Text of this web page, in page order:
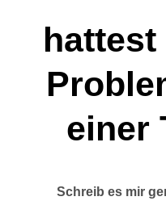
einer
Schreib es mir